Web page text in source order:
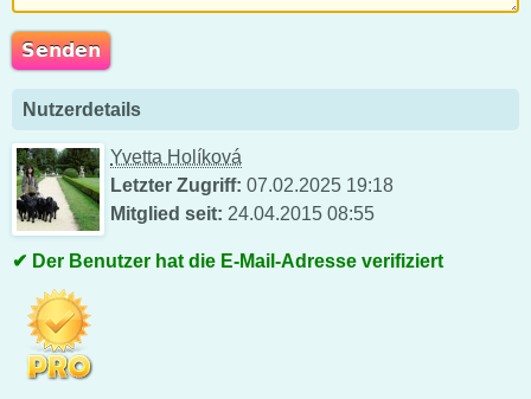
Nutzerdetails
Yvetta Holíková
Letzter Zugriff: 07.02.2025 19:18
Mitglied seit: 24.04.2015 08:55
Der Benutzer hat die E-Mail-Adresse verifiziert